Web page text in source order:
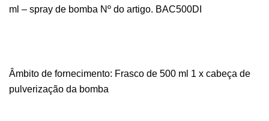
ml – spray de bomba Nº do artigo. BAC500DI
Âmbito de fornecimento: Frasco de 500 ml 1 x cabeça de
pulverização da bomba